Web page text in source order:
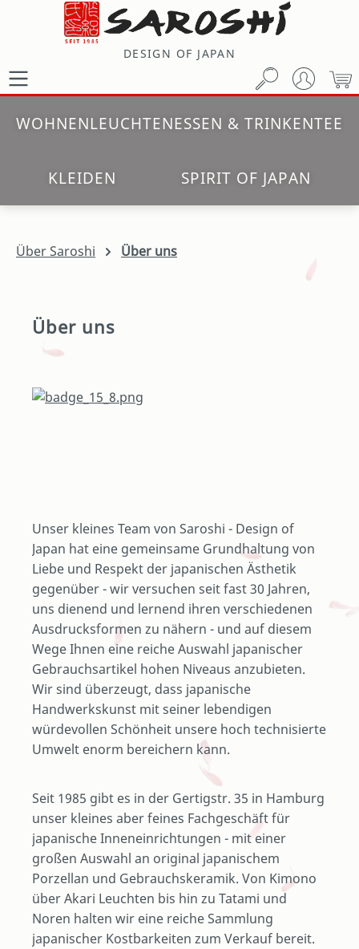
Zum Hauptinhalt springen
DESIGN OF JAPAN
WOHNENLEUCHTENESSEN & TRINKENTEE
KLEIDEN SPIRIT OF JAPAN
Über Saroshi Über uns
Über uns
Unser kleines Team von Saroshi - Design of
Japan hat eine gemeinsame Grundhaltung von
Liebe und Respekt der japanischen Ästhetik
gegenüber - wir versuchen seit fast 30 Jahren,
uns dienend und lernend ihren verschiedenen
Ausdrucksformen zu nähern - und auf diesem
Wege Ihnen eine reiche Auswahl japanischer
Gebrauchsartikel hohen Niveaus anzubieten.
Wir sind überzeugt, dass japanische
Handwerkskunst mit seiner lebendigen
würdevollen Schönheit unsere hoch technisierte
Umwelt enorm bereichern kann.
Seit 1985 gibt es in der Gertigstr. 35 in Hamburg
unser kleines aber feines Fachgeschäft für
japanische Inneneinrichtungen - mit einer
großen Auswahl an original japanischem
Porzellan und Gebrauchskeramik. Von Kimono
über Akari Leuchten bis hin zu Tatami und
Noren halten wir eine reiche Sammlung
japanischer Kostbarkeiten zum Verkauf bereit.